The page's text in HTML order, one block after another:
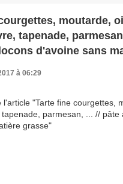
moutarde,
tapenade,
d'avoine sans
à 06:29